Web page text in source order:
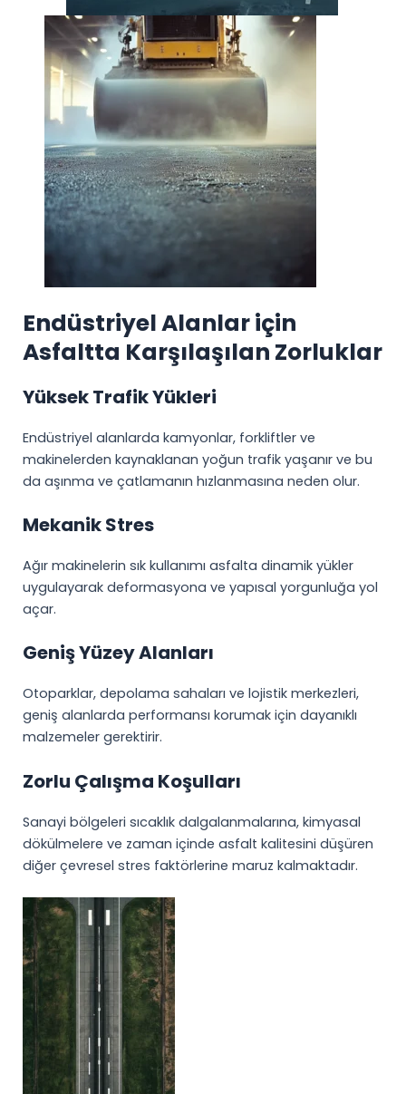
Endüstriyel Alanlar için
Asfaltta Karşılaşılan Zorluklar
Yüksek Trafik Yükleri
Endüstriyel alanlarda kamyonlar, forkliftler ve
makinelerden kaynaklanan yoğun trafik yaşanır ve bu
da aşınma ve çatlamanın hızlanmasına neden olur.
Mekanik Stres
Ağır makinelerin sık kullanımı asfalta dinamik yükler
uygulayarak deformasyona ve yapısal yorgunluğa yol
açar.
Geniş Yüzey Alanları
Otoparklar, depolama sahaları ve lojistik merkezleri,
geniş alanlarda performansı korumak için dayanıklı
malzemeler gerektirir.
Zorlu Çalışma Koşulları
Sanayi bölgeleri sıcaklık dalgalanmalarına, kimyasal
dökülmelere ve zaman içinde asfalt kalitesini düşüren
diğer çevresel stres faktörlerine maruz kalmaktadır.